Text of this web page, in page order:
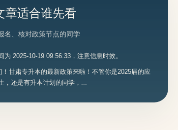
章适合谁先看
名、核对政策节点的同学
为 2025-10-19 09:56:33，注意信息时效。
！甘肃专升本的最新政策来啦！不管你是2025届的应
，还是有升本计划的同学，...